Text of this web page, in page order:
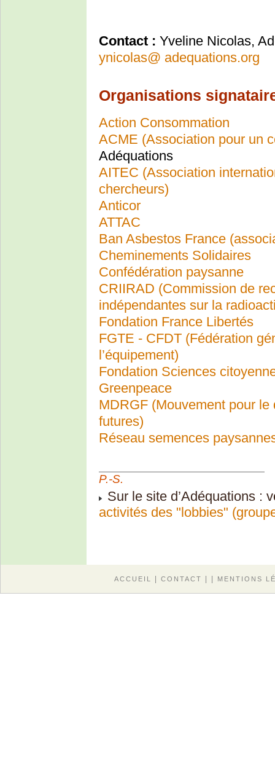
Contact : Yveline Nicolas,
ynicolas@ adequations.org
Organisations
Action Consommation
ACME (Association pour un
Adéquations
AITEC (Association
chercheurs)
Anticor
ATTAC
Ban Asbestos France
Cheminements Solidaires
Confédération paysanne
CRIIRAD (Commission de
indépendantes sur la
Fondation France Libertés
FGTE - CFDT (Fédération
l’équipement)
Fondation Sciences
Greenpeace
MDRGF (Mouvement pour
futures)
Réseau semences
P.-S.
Sur le site d’Adéquations :
activités des "lobbies"
ACCUEIL | CONTACT | | MENTIONS